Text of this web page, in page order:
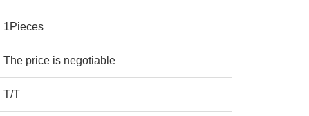
1Pieces
The price is negotiable
T/T